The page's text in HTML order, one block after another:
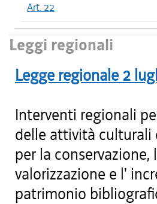
Art. 22
Leggi regionali
Legge regionale 2
Interventi regionali
delle attività culturali
per la conservazione,
valorizzazione e l'
patrimonio